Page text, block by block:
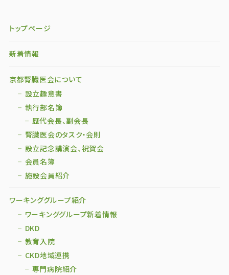
トップページ
新着情報
京都腎臓医会について
設立趣意書
執行部名簿
歴代会長、副会長
腎臓医会のタスク・会則
設立記念講演会、祝賀会
会員名簿
施設会員紹介
ワーキンググループ紹介
ワーキンググループ新着情報
DKD
教育入院
CKD地域連携
専門病院紹介